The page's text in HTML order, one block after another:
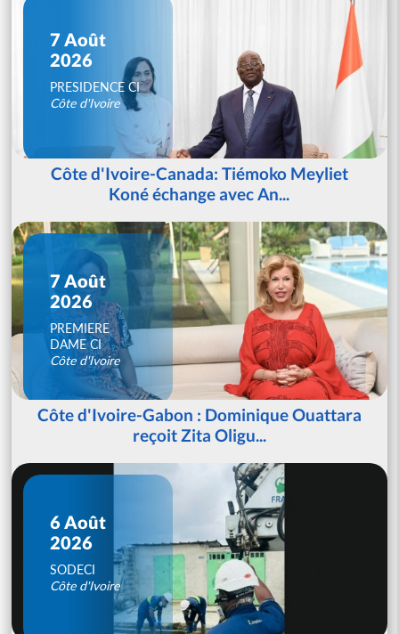
7 Août
2026
PRESIDENCE CI
Côte d'Ivoire
Côte d'Ivoire-Canada: Tiémoko Meyliet
Koné échange avec An...
7 Août
2026
PREMIERE
DAME CI
Côte d'Ivoire
Côte d'Ivoire-Gabon : Dominique Ouattara
reçoit Zita Oligu...
6 Août
2026
SODECI
Côte d'Ivoire